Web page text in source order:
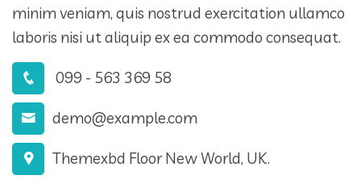
minim veniam, quis nostrud exercitation ullamco
laboris nisi ut aliquip ex ea commodo consequat.
099 - 563 369 58
demo@example.com
Themexbd Floor New World, UK.